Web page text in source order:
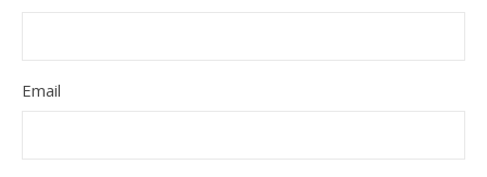
Email